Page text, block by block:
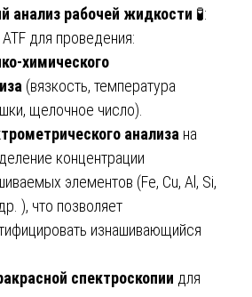
анализ рабочей жидкости 🧪:
для проведения:
химического
(вязкость, температура
щелочное число).
анализа на
концентрации
элементов (Fe, Cu, Al, Si,
), что позволяет
изнашивающийся
спектроскопии для